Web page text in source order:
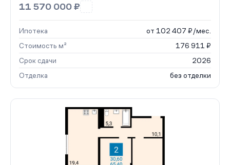
11 570 000 ₽
Ипотека
от 102 407 ₽/мес.
Стоимость м²
176 911 ₽
Срок сдачи
2026
Отделка
без отделки